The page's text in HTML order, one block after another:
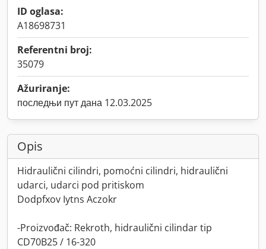
ID oglasa:
A18698731
Referentni broj:
35079
Ažuriranje:
последњи пут дана 12.03.2025
Opis
Hidraulični cilindri, pomoćni cilindri, hidraulični
udarci, udarci pod pritiskom
Dodpfxov Iytns Aczokr
-Proizvođač: Rekroth, hidraulični cilindar tip
CD70B25 / 16-320